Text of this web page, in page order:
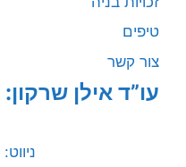
טיפים
צור קשר
עו”ד אילן